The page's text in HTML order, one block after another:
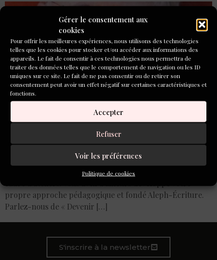
Gérer le consentement aux
cookies
Pour offrir les meilleures expériences, nous utilisons des technologies
telles que les cookies pour stocker et/ou accéder aux informations des
appareils. Le fait de consentir à ces technologies nous permettra de
traiter des données telles que le comportement de navigation ou les ID
uniques sur ce site. Le fait de ne pas consentir ou de retirer son
consentement peut avoir un effet négatif sur certaines caractéristiques et
fonctions.
Accepter
Refuser
Voir les préférences
Politique de cookies
Á l’occasion de la réédition de son essai « Devenir
écrivain » (Editions Leduc.s.), L’Inventoire a rencontré
Alain André, fondateur d’Aleph-Écriture. Il nous confie
quelques secrets sur l’aventure d’écrire. Alain André,
vous êtes romancier et vous enseignez l’écriture dans le
propre approche pédagogique et fondé Aleph-Écriture.
Parlez-nous de « Devenir […]
S'inscrire à la newsletter